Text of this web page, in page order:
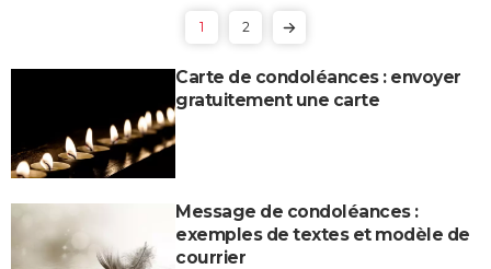
1 2
Carte de condoléances : envoyer
gratuitement une carte
Message de condoléances :
exemples de textes et modèle de
courrier